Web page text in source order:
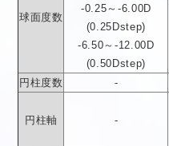
球面度数
-0.25～-6.00D
(0.25Dstep)
-6.50～-12.00D
(0.50Dstep)
円柱度数 -
円柱軸 -